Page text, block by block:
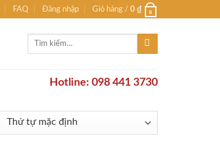
FAQ Đăng nhập Giỏ hàng / 0 ₫ 0
Tìm
Hotline: 098 441 3730